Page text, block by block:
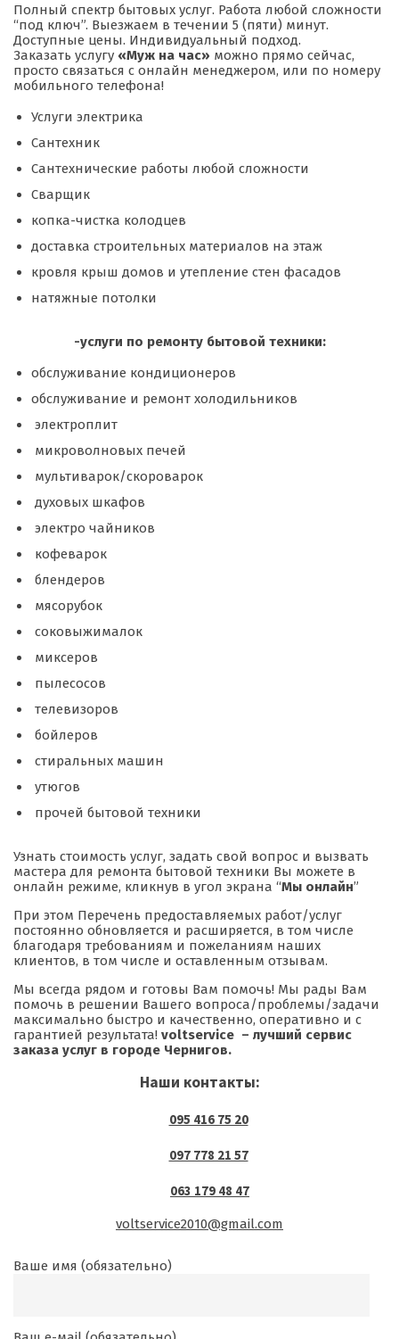
Полный спектр бытовых услуг. Работа любой сложности
“под ключ”. Выезжаем в течении 5 (пяти) минут.
Доступные цены. Индивидуальный подход.
Заказать услугу «Муж на час» можно прямо сейчас,
просто связаться с онлайн менеджером, или по номеру
мобильного телефона!
Услуги электрика
Сантехник
Сантехнические работы любой сложности
Сварщик
копка-чистка колодцев
доставка строительных материалов на этаж
кровля крыш домов и утепление стен фасадов
натяжные потолки
-услуги по ремонту бытовой техники:
обслуживание кондиционеров
обслуживание и ремонт холодильников
электроплит
микроволновых печей
мультиварок/скороварок
духовых шкафов
электро чайников
кофеварок
блендеров
мясорубок
соковыжималок
миксеров
пылесосов
телевизоров
бойлеров
стиральных машин
утюгов
прочей бытовой техники
Узнать стоимость услуг, задать свой вопрос и вызвать
мастера для ремонта бытовой техники Вы можете в
онлайн режиме, кликнув в угол экрана “Мы онлайн”
При этом Перечень предоставляемых работ/услуг
постоянно обновляется и расширяется, в том числе
благодаря требованиям и пожеланиям наших
клиентов, в том числе и оставленным отзывам.
Мы всегда рядом и готовы Вам помочь! Мы рады Вам
помочь в решении Вашего вопроса/проблемы/задачи
максимально быстро и качественно, оперативно и с
гарантией результата! voltservice – лучший сервис
заказа услуг в городе Чернигов.
Наши контакты:
095 416 75 20
097 778 21 57
063 179 48 47
voltservice2010@gmail.com
Ваше имя (обязательно)